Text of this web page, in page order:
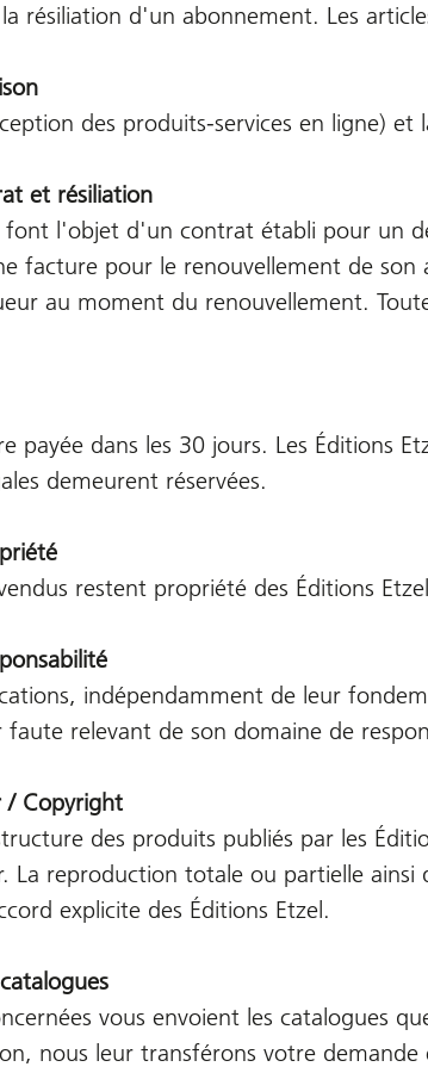
résiliation d'un abonnement. Les
des produits-services en ligne)
et résiliation
font l'objet d'un contrat établi pour un
facture pour le renouvellement de
au moment du renouvellement.
payée dans les 30 jours. Les Éditions
demeurent réservées.
restent propriété des Éditions
indépendamment de leur
faute relevant de son domaine de
/ Copyright
des produits publiés par les
La reproduction totale ou partielle
explicite des Éditions Etzel.
vous envoient les catalogues
nous leur transférons votre